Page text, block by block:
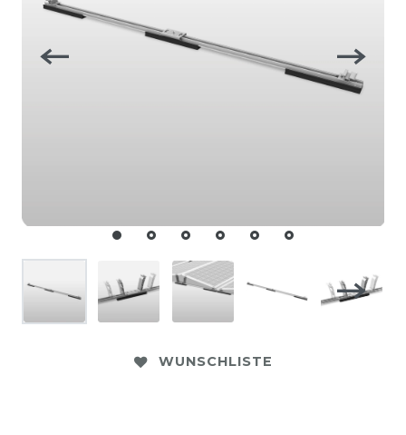
WUNSCHLISTE